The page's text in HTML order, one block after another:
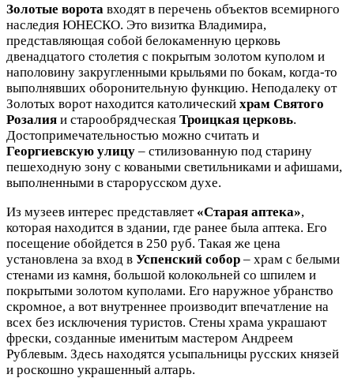
Золотые ворота входят в перечень объектов всемирного
наследия ЮНЕСКО. Это визитка Владимира,
представляющая собой белокаменную церковь
двенадцатого столетия с покрытым золотом куполом и
наполовину закругленными крыльями по бокам, когда-то
выполнявших оборонительную функцию. Неподалеку от
Золотых ворот находится католический храм Святого
Розалия и старообрядческая Троицкая церковь.
Достопримечательностью можно считать и
Георгиевскую улицу – стилизованную под старину
пешеходную зону с коваными светильниками и афишами,
выполненными в старорусском духе.
Из музеев интерес представляет «Старая аптека»,
которая находится в здании, где ранее была аптека. Его
посещение обойдется в 250 руб. Такая же цена
установлена за вход в Успенский собор – храм с белыми
стенами из камня, большой колокольней со шпилем и
покрытыми золотом куполами. Его наружное убранство
скромное, а вот внутреннее производит впечатление на
всех без исключения туристов. Стены храма украшают
фрески, созданные именитым мастером Андреем
Рублевым. Здесь находятся усыпальницы русских князей
и роскошно украшенный алтарь.